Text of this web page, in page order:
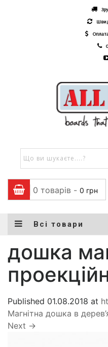
0 товарів - 0 грн
Всі товари
дошка
Published 01.08.2018 at
Магнітна дошка в
Next →